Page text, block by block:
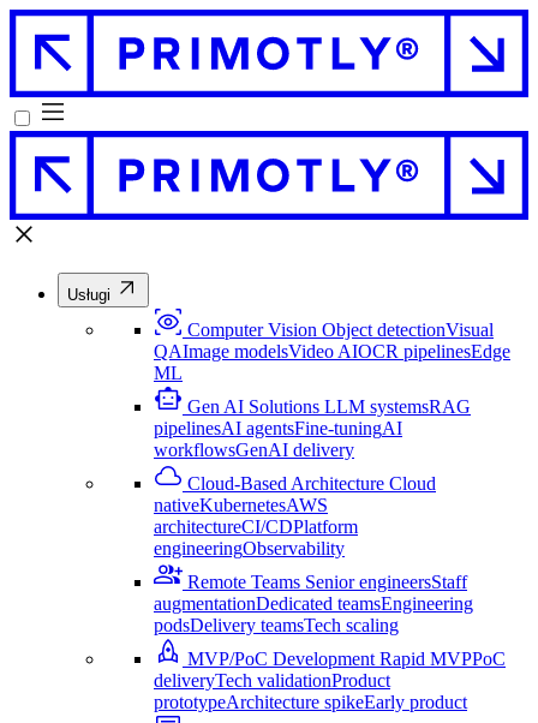
Usługi
Computer Vision Object detectionVisual
QAImage modelsVideo AIOCR pipelinesEdge
ML
Gen AI Solutions LLM systemsRAG
pipelinesAI agentsFine-tuningAI
workflowsGenAI delivery
Cloud-Based Architecture Cloud
nativeKubernetesAWS
architectureCI/CDPlatform
engineeringObservability
Remote Teams Senior engineersStaff
augmentationDedicated teamsEngineering
podsDelivery teamsTech scaling
MVP/PoC Development Rapid MVPPoC
deliveryTech validationProduct
prototypeArchitecture spikeEarly product